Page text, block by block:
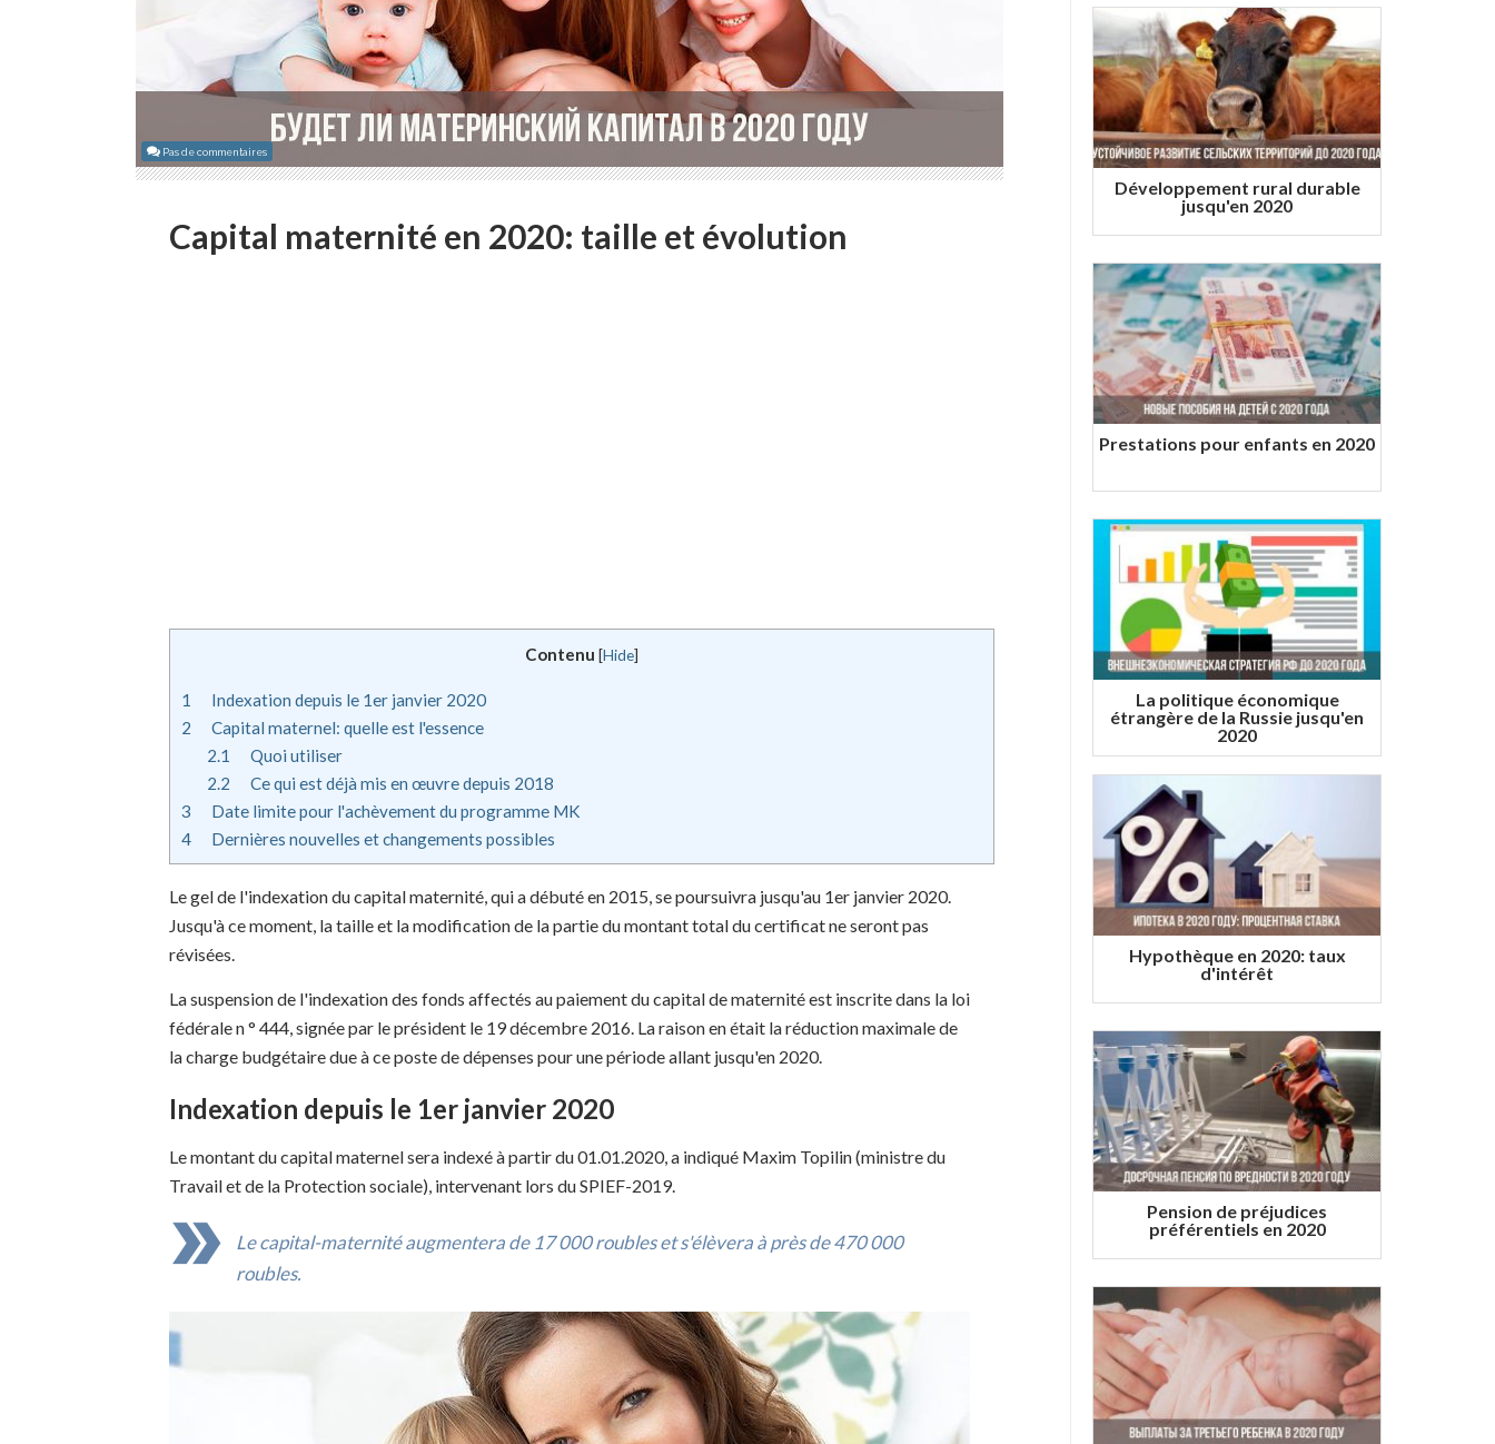
Pas de commentaires
Capital maternité en 2020: taille et évolution
Contenu [Hide]
1
Indexation depuis le 1er janvier 2020
2
Capital maternel: quelle est l'essence
2.1
Quoi utiliser
2.2
Ce qui est déjà mis en œuvre depuis 2018
3
Date limite pour l'achèvement du programme MK
4
Dernières nouvelles et changements possibles
Le gel de l'indexation du capital maternité, qui a débuté en 2015, se poursuivra jusqu'au 1er janvier 2020.
Jusqu'à ce moment, la taille et la modification de la partie du montant total du certificat ne seront pas
révisées.
La suspension de l'indexation des fonds affectés au paiement du capital de maternité est inscrite dans la loi
fédérale n ° 444, signée par le président le 19 décembre 2016. La raison en était la réduction maximale de
la charge budgétaire due à ce poste de dépenses pour une période allant jusqu'en 2020.
Indexation depuis le 1er janvier 2020
Le montant du capital maternel sera indexé à partir du 01.01.2020, a indiqué Maxim Topilin (ministre du
Travail et de la Protection sociale), intervenant lors du SPIEF-2019.
Le capital-maternité augmentera de 17 000 roubles et s'élèvera à près de 470 000
roubles.
Développement rural durable
jusqu'en 2020
Prestations pour enfants en 2020
La politique économique
étrangère de la Russie jusqu'en
2020
Hypothèque en 2020: taux
d'intérêt
Pension de préjudices
préférentiels en 2020